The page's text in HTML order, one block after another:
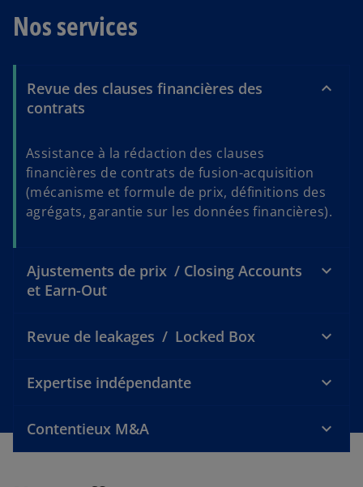
Nos services
Revue des clauses financières des
contrats
Assistance à la rédaction des clauses
financières de contrats de fusion-acquisition
(mécanisme et formule de prix, définitions des
agrégats, garantie sur les données financières).
Ajustements de prix / Closing Accounts
et Earn-Out
Revue de leakages / Locked Box
Expertise indépendante
Contentieux M&A
s
’